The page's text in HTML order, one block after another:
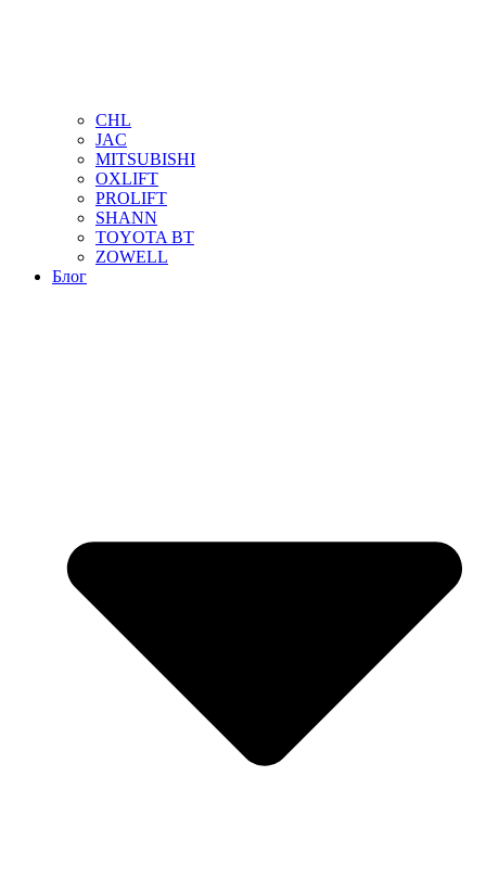
CHL
JAC
MITSUBISHI
OXLIFT
PROLIFT
SHANN
TOYOTA BT
ZOWELL
Блог